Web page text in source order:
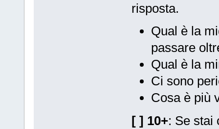
risposta.
Qual è la
passare
Qual è la
Ci sono
Cosa è più
[ ] 10+: Se stai